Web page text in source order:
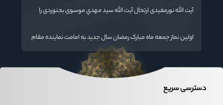
آیت الله نورمفیدی ارتحال آیت الله سيد مهدي موسوی بجنوردی را
اولین نماز جمعه ماه مبارک رمضان سال جدید به امامت نماینده مقام
معظم رهبری دراستان گلستان اقامه می گردد.
دسترسی سریع